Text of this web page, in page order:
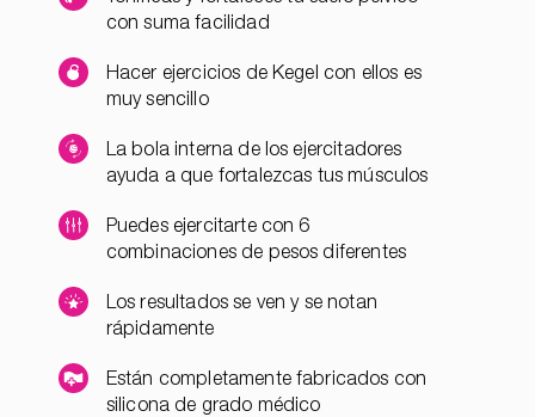
con suma facilidad
Hacer ejercicios de Kegel con ellos es
muy sencillo
La bola interna de los ejercitadores
ayuda a que fortalezcas tus músculos
Puedes ejercitarte con 6
combinaciones de pesos diferentes
Los resultados se ven y se notan
rápidamente
Están completamente fabricados con
silicona de grado médico